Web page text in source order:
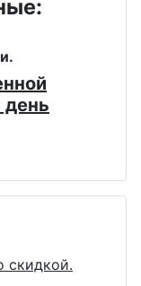
день
скидкой.